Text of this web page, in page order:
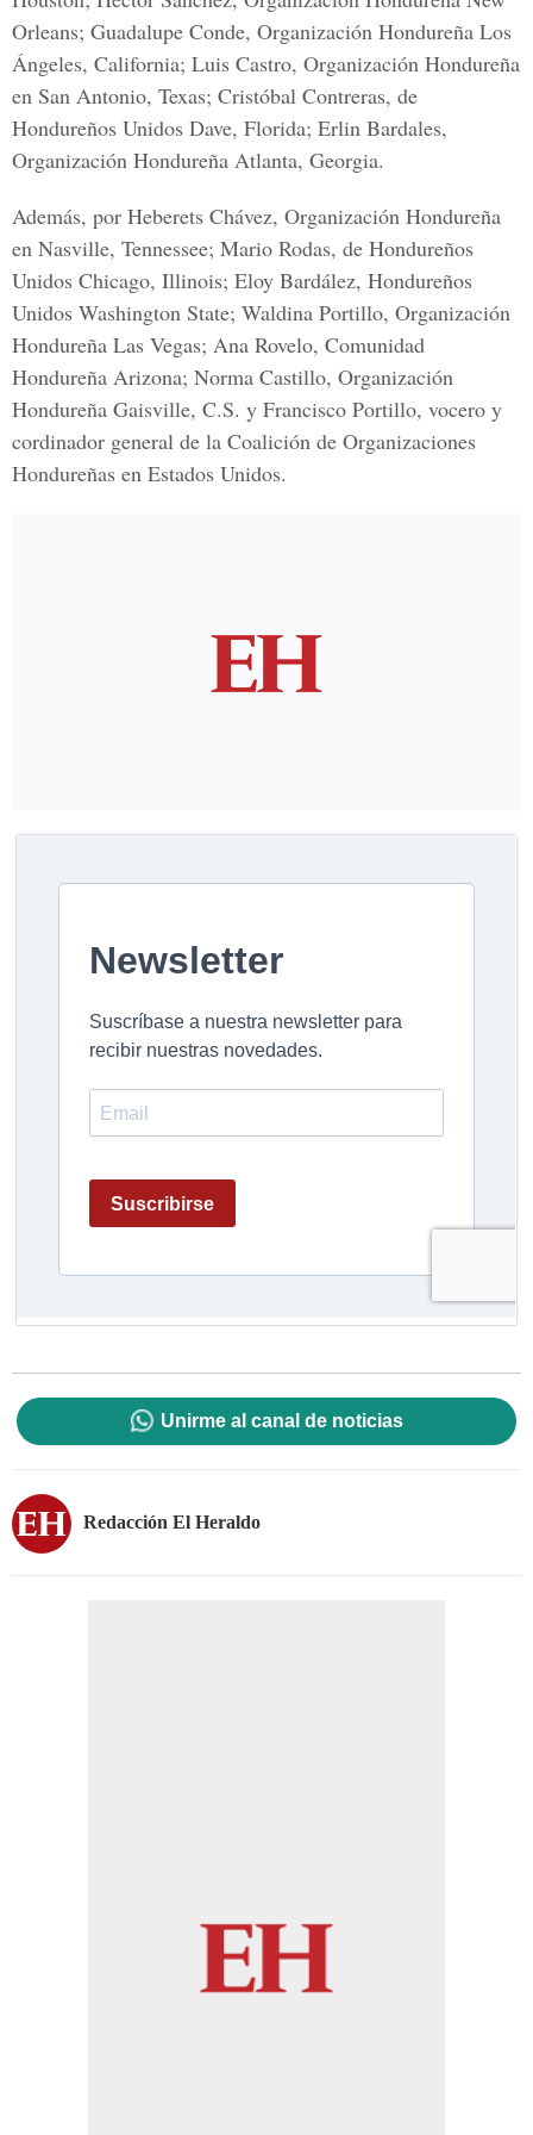
Orleans; Guadalupe Conde, Organización Hondureña Los
Ángeles, California; Luis Castro, Organización Hondureña
en San Antonio, Texas; Cristóbal Contreras, de
Hondureños Unidos Dave, Florida; Erlin Bardales,
Organización Hondureña Atlanta, Georgia.
Además, por Heberets Chávez, Organización Hondureña
en Nasville, Tennessee; Mario Rodas, de Hondureños
Unidos Chicago, Illinois; Eloy Bardález, Hondureños
Unidos Washington State; Waldina Portillo, Organización
Hondureña Las Vegas; Ana Rovelo, Comunidad
Hondureña Arizona; Norma Castillo, Organización
Hondureña Gaisville, C.S. y Francisco Portillo, vocero y
cordinador general de la Coalición de Organizaciones
Hondureñas en Estados Unidos.
Unirme al canal de noticias
Redacción El Heraldo